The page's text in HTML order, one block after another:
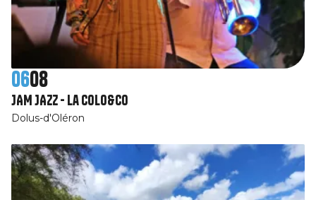
0608
JAM JAZZ - La Colo&Co
Dolus-d'Oléron